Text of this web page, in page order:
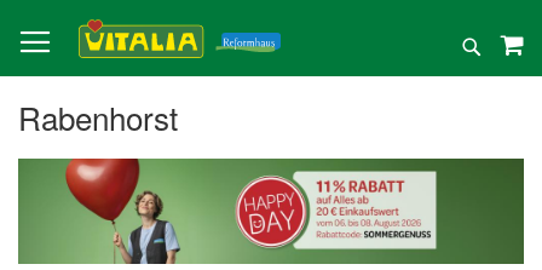
zum
Inhalt
Suche
Rabenhorst